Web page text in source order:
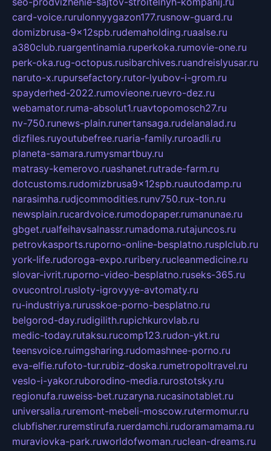
card-voice.rurulonnyygazon177.rusnow-guard.ru
domizbrusa-9x12spb.rudemaholding.ruaalse.ru
a380club.ruargentinamia.ruperkoka.rumovie-one.ru
perk-oka.rug-octopus.rusibarchives.ruandreislyusar.ru
naruto-x.rupursefactory.rutor-lyubov-i-grom.ru
spayderhed-2022.rumovieone.ruevro-dez.ru
webamator.ruma-absolut1.ruavtopomosch27.ru
nv-750.runews-plain.runertansaga.rudelanalad.ru
dizfiles.ruyoutubefree.ruaria-family.ruroadli.ru
planeta-samara.rumysmartbuy.ru
matrasy-kemerovo.ruashanet.rutrade-farm.ru
dotcustoms.rudomizbrusa9x12spb.ruautodamp.ru
narasimha.rudjcommodities.runv750.rux-ton.ru
newsplain.rucardvoice.rumodopaper.rumanunae.ru
gbget.rualfeihavsalnassr.rumadoma.rutajuncos.ru
petrovkasports.ruporno-online-besplatno.rusplclub.ru
york-life.rudoroga-expo.ruribery.rucleanmedicine.ru
slovar-ivrit.ruporno-video-besplatno.ruseks-365.ru
ovucontrol.rusloty-igrovyye-avtomaty.ru
ru-industriya.rurusskoe-porno-besplatno.ru
belgorod-day.rudigilith.rupichkurovlab.ru
medic-today.rutaksu.rucomp123.rudon-ykt.ru
teensvoice.ruimgsharing.rudomashnee-porno.ru
eva-elfie.rufoto-tur.rubiz-doska.rumetropoltravel.ru
veslo-i-yakor.ruborodino-media.rurostotsky.ru
regionufa.ruweiss-bet.ruzaryna.rucasinotablet.ru
universalia.ruremont-mebeli-moscow.rutermomur.ru
clubfisher.ruremstirufa.ruerdamchi.rudoramamama.ru
muraviovka-park.ruworldofwoman.ruclean-dreams.ru